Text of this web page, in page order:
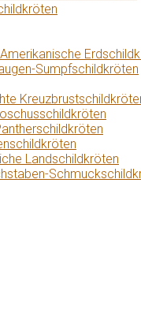
Sumpfschildkröten
Landschildkröten